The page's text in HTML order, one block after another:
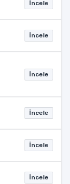
İncele
İncele
İncele
İncele
İncele
İncele